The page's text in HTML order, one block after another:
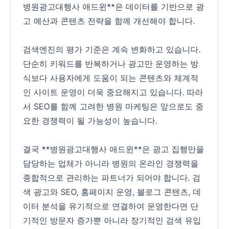
병원광고대행사 애드윈**은 데이터를 기반으로 광
고 예산과 콘텐츠 전략을 함께 개선해야 합니다.
검색엔진의 평가 기준은 계속 변화하고 있습니다.
단순히 키워드를 반복하거나 광고만 운영하는 방
식보다 사용자에게 도움이 되는 콘텐츠와 체계적
인 사이트 운영이 더욱 중요해지고 있습니다. 따라
서 SEO를 함께 고려한 병원 마케팅은 앞으로도 중
요한 경쟁력이 될 가능성이 높습니다.
결국 **병원광고대행사 애드윈**은 광고 집행만을
담당하는 업체가 아니라 병원의 온라인 경쟁력을
종합적으로 관리하는 파트너가 되어야 합니다. 검
색 광고와 SEO, 홈페이지 운영, 블로그 콘텐츠, 데
이터 분석을 유기적으로 연결하여 운영한다면 단
기적인 방문자 증가뿐 아니라 장기적인 검색 유입